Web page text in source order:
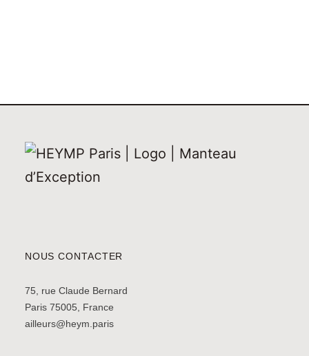
NOUS CONTACTER
75, rue Claude Bernard
Paris 75005, France
ailleurs@heym.paris